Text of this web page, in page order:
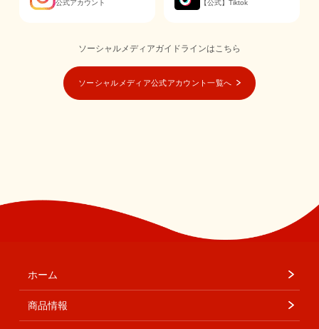
公式アカウント
【公式】Tiktok
ソーシャルメディアガイドラインはこちら
ソーシャルメディア公式アカウント一覧へ
ホーム
商品情報